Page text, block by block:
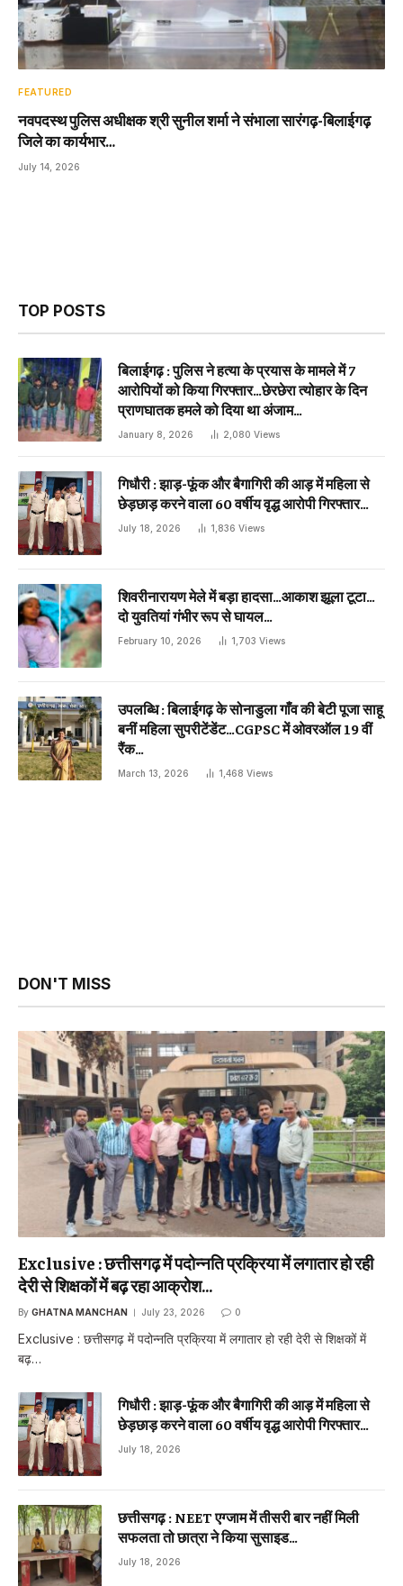
FEATURED
नवपदस्थ पुलिस अधीक्षक श्री सुनील शर्मा ने संभाला सारंगढ़-बिलाईगढ़
जिले का कार्यभार…
July 14, 2026
TOP POSTS
बिलाईगढ़ : पुलिस ने हत्या के प्रयास के मामले में 7
आरोपियों को किया गिरफ्तार…छेरछेरा त्योहार के दिन
प्राणघातक हमले को दिया था अंजाम…
January 8, 2026 2,080 Views
गिधौरी : झाड़-फूंक और बैगागिरी की आड़ में महिला से
छेड़छाड़ करने वाला 60 वर्षीय वृद्ध आरोपी गिरफ्तार…
July 18, 2026 1,836 Views
शिवरीनारायण मेले में बड़ा हादसा…आकाश झूला टूटा…
दो युवतियां गंभीर रूप से घायल…
February 10, 2026 1,703 Views
उपलब्धि : बिलाईगढ़ के सोनाडुला गाँव की बेटी पूजा साहू
बनीं महिला सुपरीटेंडेंट…CGPSC में ओवरऑल 19 वीं
रैंक…
March 13, 2026 1,468 Views
DON'T MISS
Exclusive : छत्तीसगढ़ में पदोन्नति प्रक्रिया में लगातार हो रही
देरी से शिक्षकों में बढ़ रहा आक्रोश…
By GHATNA MANCHAN July 23, 2026 0
Exclusive : छत्तीसगढ़ में पदोन्नति प्रक्रिया में लगातार हो रही देरी से शिक्षकों में
बढ़…
गिधौरी : झाड़-फूंक और बैगागिरी की आड़ में महिला से
छेड़छाड़ करने वाला 60 वर्षीय वृद्ध आरोपी गिरफ्तार…
July 18, 2026
छत्तीसगढ़ : NEET एग्जाम में तीसरी बार नहीं मिली
सफलता तो छात्रा ने किया सुसाइड…
July 18, 2026